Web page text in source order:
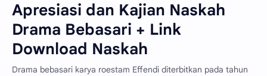
Apresiasi dan Kajian Naskah
Drama Bebasari + Link
Download Naskah
Drama bebasari karya roestam Effendi diterbitkan pada tahun